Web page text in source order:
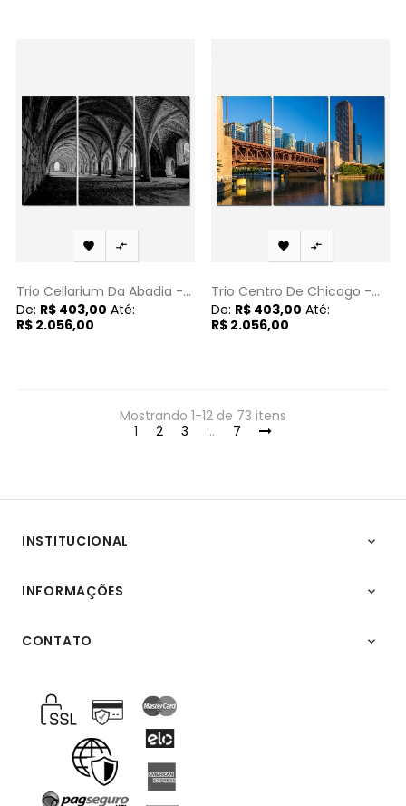
 
Trio Cellarium Da Abadia -...
De: R$ 403,00 Até:
R$ 2.056,00
 
Trio Centro De Chicago -...
De: R$ 403,00 Até:
R$ 2.056,00
Mostrando 1-12 de 73 itens
1
2 3 … 7
INSTITUCIONAL 
INFORMAÇÕES 
CONTATO 